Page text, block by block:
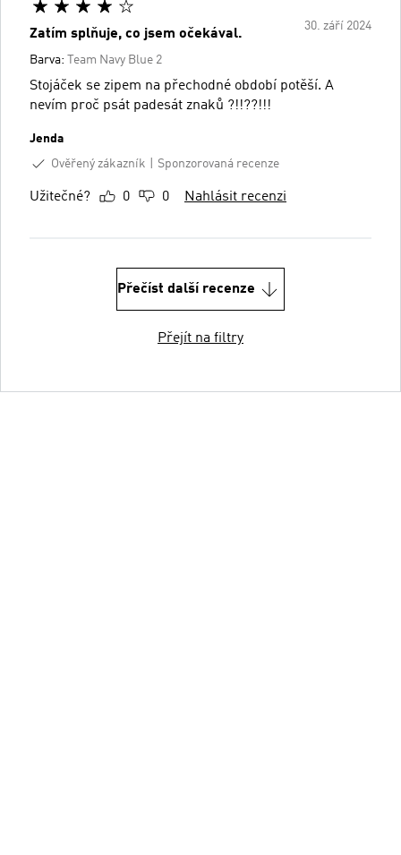
30. září 2024
Zatím splňuje, co jsem očekával.
Barva: Team Navy Blue 2
Stojáček se zipem na přechodné období potěší. A
nevím proč psát padesát znaků ?!!??!!!
Jenda
Ověřený zákazník
Sponzorovaná recenze
Užitečné? 0 0 Nahlásit recenzi
Přečíst další recenze
Přejít na filtry